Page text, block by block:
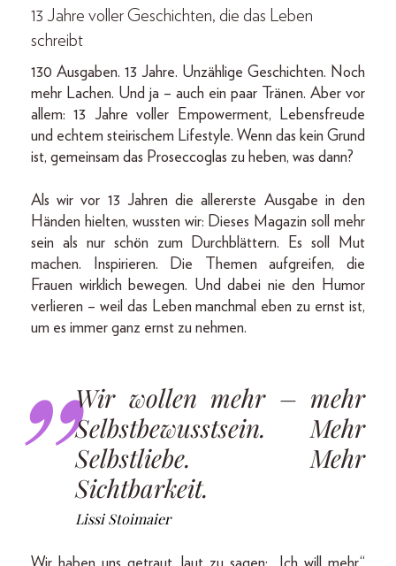
13 Jahre voller Geschichten, die das Leben
schreibt
130 Ausgaben. 13 Jahre. Unzählige Geschichten. Noch
mehr Lachen. Und ja – auch ein paar Tränen. Aber vor
allem: 13 Jahre voller Empowerment, Lebensfreude
und echtem steirischem Lifestyle. Wenn das kein Grund
ist, gemeinsam das Proseccoglas zu heben, was dann?
Als wir vor 13 Jahren die allererste Ausgabe in den
Händen hielten, wussten wir: Dieses Magazin soll mehr
sein als nur schön zum Durchblättern. Es soll Mut
machen. Inspirieren. Die Themen aufgreifen, die
Frauen wirklich bewegen. Und dabei nie den Humor
verlieren – weil das Leben manchmal eben zu ernst ist,
um es immer ganz ernst zu nehmen.
Wir wollen mehr – mehr
Selbstbewusstsein. Mehr
Selbstliebe. Mehr
Sichtbarkeit.
Lissi Stoimaier